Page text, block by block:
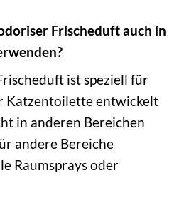
Frischeduft auch in
ist speziell für
Katzentoilette entwickelt
in anderen Bereichen
andere Bereiche
Raumsprays oder